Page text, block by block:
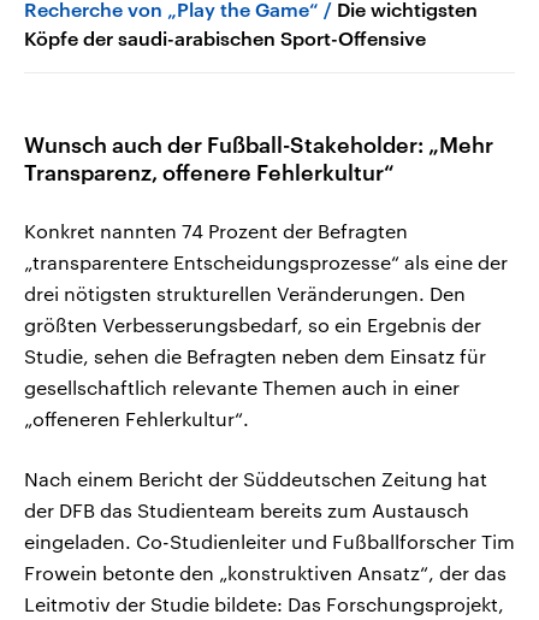
Recherche von „Play the Game“
Die wichtigsten
Köpfe der saudi-arabischen Sport-Offensive
Wunsch auch der Fußball-Stakeholder: „Mehr
Transparenz, offenere Fehlerkultur“
Konkret nannten 74 Prozent der Befragten
„transparentere Entscheidungsprozesse“ als eine der
drei nötigsten strukturellen Veränderungen. Den
größten Verbesserungsbedarf, so ein Ergebnis der
Studie, sehen die Befragten neben dem Einsatz für
gesellschaftlich relevante Themen auch in einer
„offeneren Fehlerkultur“.
Nach einem Bericht der Süddeutschen Zeitung hat
der DFB das Studienteam bereits zum Austausch
eingeladen. Co-Studienleiter und Fußballforscher Tim
Frowein betonte den „konstruktiven Ansatz“, der das
Leitmotiv der Studie bildete: Das Forschungsprojekt,